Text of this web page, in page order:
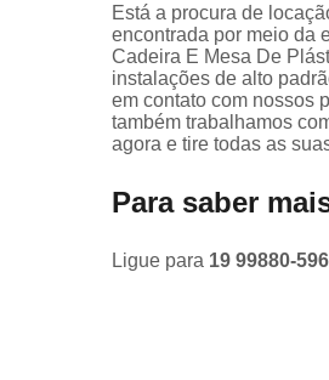
Está a procura de
encontrada por meio da
Cadeira E Mesa De
instalações de alto
em contato com nossos
também trabalhamos
agora e tire todas as
Para saber
Ligue para 19 99880-